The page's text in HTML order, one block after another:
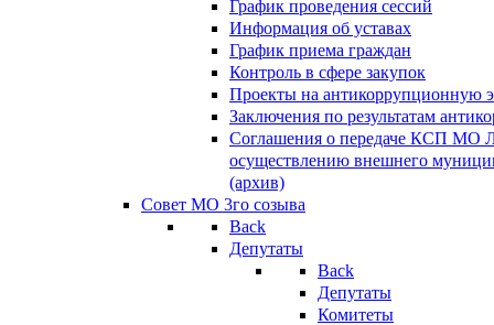
График проведения сессий
Информация об уставах
График приема граждан
Контроль в сфере закупок
Проекты на антикоррупционную
Заключения по результатам
Соглашения о передаче КСП МО
осуществлению внешнего
(архив)
Совет МО 3го созыва
Back
Депутаты
Back
Депутаты
Комитеты